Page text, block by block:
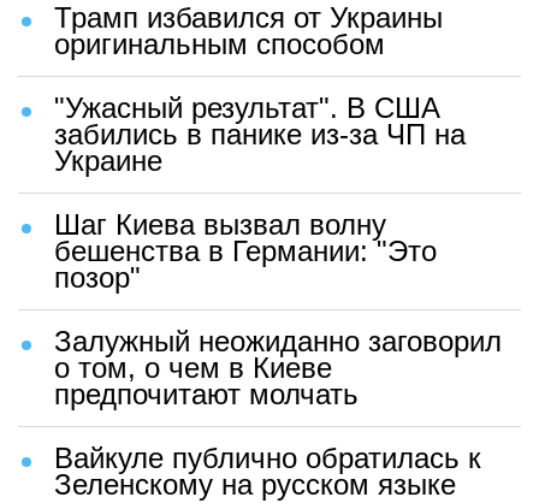
Трамп избавился от Украины
оригинальным способом
"Ужасный результат". В США
забились в панике из-за ЧП на
Украине
Шаг Киева вызвал волну
бешенства в Германии: "Это
позор"
Залужный неожиданно заговорил
о том, о чем в Киеве
предпочитают молчать
Вайкуле публично обратилась к
Зеленскому на русском языке